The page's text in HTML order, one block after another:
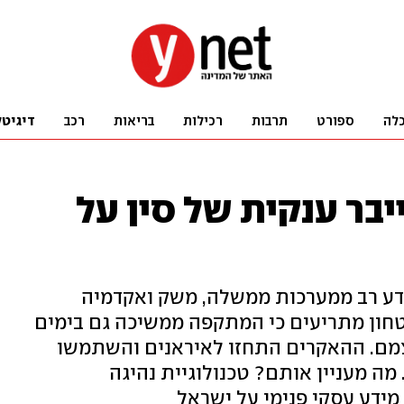
ספורט תרבות רכילות בריאות רכב
ענקית של סין על
רב ממערכות ממשלה, משק ואקדמיה
שנת 2019. גורמי ביטחון מתריעים כי המתקפה ממשיכה גם בימים
ההאקרים התחזו לאיראנים והשתמשו
מעניין אותם? טכנולוגיית נהיגה
עסקי פנימי על ישראל